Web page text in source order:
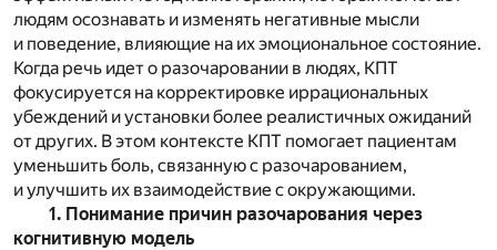
людям осознавать и изменять негативные мысли
и поведение, влияющие на их эмоциональное состояние.
Когда речь идет о разочаровании в людях, КПТ
фокусируется на корректировке иррациональных
убеждений и установки более реалистичных ожиданий
от других. В этом контексте КПТ помогает пациентам
уменьшить боль, связанную с разочарованием,
и улучшить их взаимодействие с окружающими.
1. Понимание причин разочарования через
когнитивную модель